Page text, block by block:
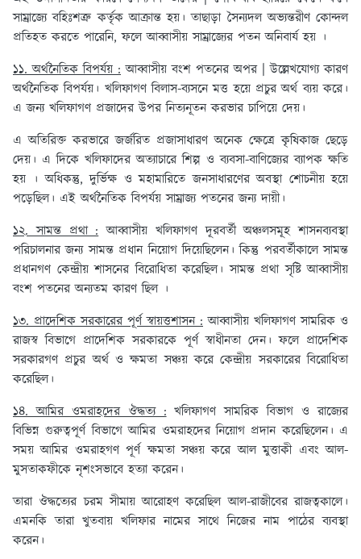
সাম্রাজ্যে বহিঃশত্রু কর্তৃক আক্রান্ত হয়। তাছাড়া সৈন্যদল অভ্যন্তরীণ কোন্দল
প্রতিহত করতে পারেনি, ফলে আব্বাসীয় সাম্রাজ্যের পতন অনিবার্য হয় ।
১১. অর্থনৈতিক বিপর্যয় : আব্বাসীয় বংশ পতনের অপর | উল্লেখযোগ্য কারণ
অর্থনৈতিক বিপর্যয়। খলিফাগণ বিলাস-ব্যসনে মত্ত হয়ে প্রচুর অর্থ ব্যয় করে।
এ জন্য খলিফাগণ প্রজাদের উপর নিত্যনূতন করভার চাপিয়ে দেয়।
এ অতিরিক্ত করভারে জর্জরিত প্রজাসাধারণ অনেক ক্ষেত্রে কৃষিকাজ ছেড়ে
দেয়। এ দিকে খলিফাদের অত্যাচারে শিল্প ও ব্যবসা-বাণিজ্যের ব্যাপক ক্ষতি
হয় । অধিকন্তু, দুর্ভিক্ষ ও মহামারিতে জনসাধারণের অবস্থা শোচনীয় হয়ে
পড়েছিল। এই অর্থনৈতিক বিপর্যয় সাম্রাজ্য পতনের জন্য দায়ী।
১২. সামন্ত প্রথা :আব্বাসীয় খলিফাগণ দূরবর্তী অঞ্চলসমূহ শাসনব্যবস্থা
পরিচালনার জন্য সামন্ত প্রধান নিয়োগ দিয়েছিলেন। কিন্তু পরবর্তীকালে সামন্ত
প্রধানগণ কেন্দ্রীয় শাসনের বিরোধিতা করেছিল। সামন্ত প্রথা সৃষ্টি আব্বাসীয়
বংশ পতনের অন্যতম কারণ ছিল ।
১৩. প্রাদেশিক সরকারের পূর্ণ স্বায়ত্তশাসন : আব্বাসীয় খলিফাগণ সামরিক ও
রাজস্ব বিভাগে প্রাদেশিক সরকারকে পূর্ণ স্বাধীনতা দেন। ফলে প্রাদেশিক
সরকারগণ প্রচুর অর্থ ও ক্ষমতা সঞ্চয় করে কেন্দ্রীয় সরকারের বিরোধিতা
করেছিল।
১৪. আমির ওমরাহদের ঔদ্ধত্য :খলিফাগণ সামরিক বিভাগ ও রাজ্যের
বিভিন্ন গুরুত্বপূর্ণ বিভাগে আমির ওমরাহদের নিয়োগ প্রদান করেছিলেন। এ
সময় আমির ওমরাহগণ পূর্ণ ক্ষমতা সঞ্চয় করে আল মুত্তাকী এবং আল-
মুসতাকফীকে নৃশংসভাবে হত্যা করেন।
তারা ঔদ্ধত্যের চরম সীমায় আরোহণ করেছিল আল-রাজীবের রাজত্বকালে।
এমনকি তারা খুতবায় খলিফার নামের সাথে নিজের নাম পাঠের ব্যবস্থা
করেন।